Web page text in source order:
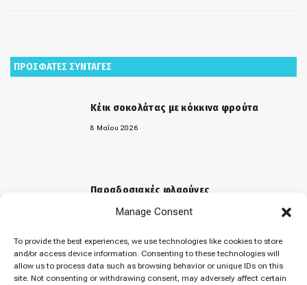
Manage Consent
To provide the best experiences, we use technologies like cookies to store
and/or access device information. Consenting to these technologies will
allow us to process data such as browsing behavior or unique IDs on this
site. Not consenting or withdrawing consent, may adversely affect certain
ΠΡΟΣΦΑΤΕΣ ΣΥΝΤΑΓΕΣ
Κέικ σοκολάτας με κόκκινα φρούτα
8 Μαΐου 2026
Παραδοσιακές φλαούνες
31 Μαρτίου 2026
«Μελομακάρονα»